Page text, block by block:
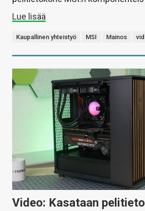
Lue lisää
Kaupallinen yhteistyö MSI Mainos
Video: Kasataan